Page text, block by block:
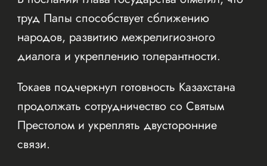
труд Папы способствует сближению
народов, развитию межрелигиозного
диалога и укреплению толерантности.
Токаев подчеркнул готовность Казахстана
продолжать сотрудничество со Святым
Престолом и укреплять двусторонние
связи.